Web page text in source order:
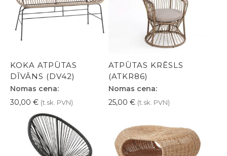
KOKA ATPŪTAS
DĪVĀNS (DV42)
Nomas cena:
30,00 € (t.sk. PVN)
ATPŪTAS KRĒSLS
(ATKR86)
Nomas cena:
25,00 € (t.sk. PVN)